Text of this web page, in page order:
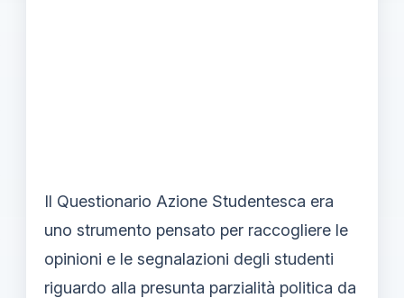
Il Questionario Azione Studentesca era
uno strumento pensato per raccogliere le
opinioni e le segnalazioni degli studenti
riguardo alla presunta parzialità politica da